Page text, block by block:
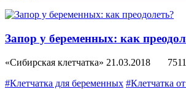
Запор у беременных: как
«Сибирская клетчатка» 21.03.2018
7511
#Клетчатка для беременных #Клетчатка